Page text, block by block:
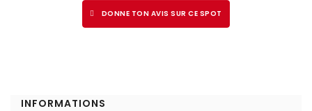
DONNE TON AVIS SUR CE SPOT
INFORMATIONS